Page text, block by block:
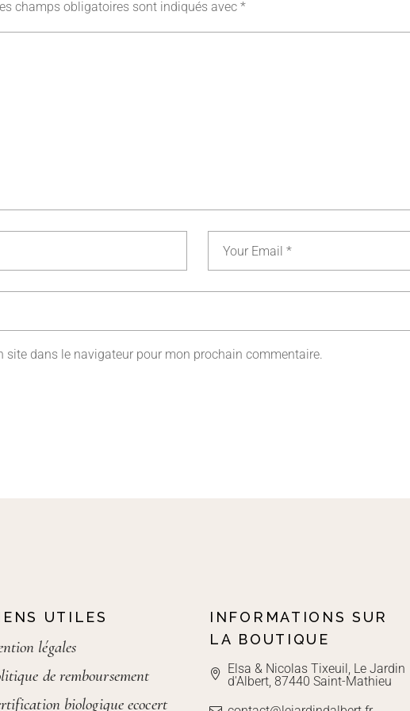
champs obligatoires sont indiqués avec *
site dans le navigateur pour mon prochain commentaire.
UTILES
légales
de remboursement
biologique ecocert
INFORMATIONS SUR
LA BOUTIQUE
Elsa & Nicolas Tixeuil, Le Jardin
d'Albert, 87440 Saint-Mathieu